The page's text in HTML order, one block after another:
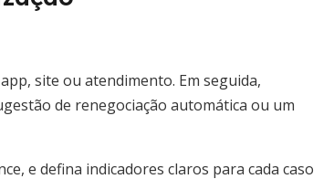
site ou atendimento. Em seguida,
de renegociação automática ou um
e defina indicadores claros para cada caso